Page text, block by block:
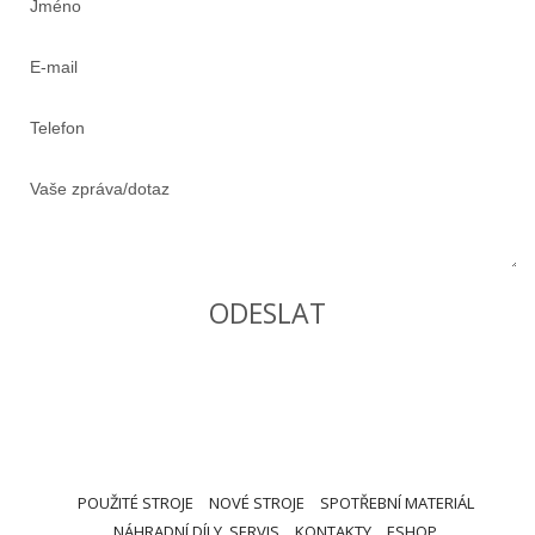
POUŽITÉ STROJE NOVÉ STROJE
SPOTŘEBNÍ MATERIÁL